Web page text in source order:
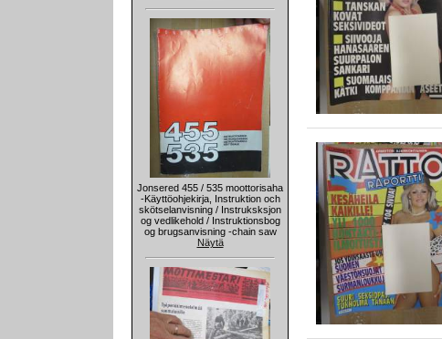
Jonsered 455 / 535 moottorisaha
-Käyttöohjekirja, Instruktion och
skötselanvisning / Instruksksjon
og vedlikehold / Instruktionsbog
og brugsanvisning -chain saw
Näytä